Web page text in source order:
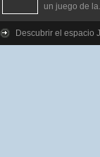
un juego de
Descubrir el espacio